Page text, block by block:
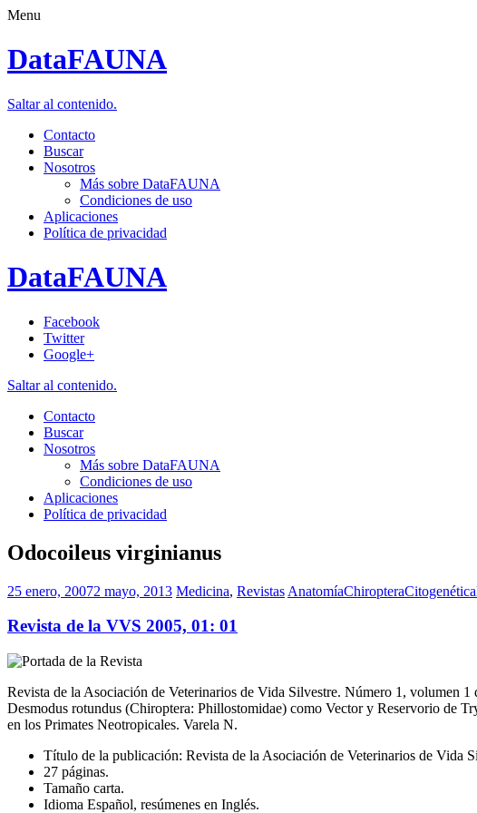
Menu
DataFAUNA
Saltar al contenido.
Contacto
Buscar
Nosotros
Más sobre DataFAUNA
Condiciones de uso
Aplicaciones
Política de privacidad
DataFAUNA
Facebook
Twitter
Google+
Saltar al contenido.
Contacto
Buscar
Nosotros
Más sobre DataFAUNA
Condiciones de uso
Aplicaciones
Política de privacidad
Odocoileus virginianus
25 enero, 20072 mayo, 2013 Medicina, Revistas AnatomíaChiropteraCitogenética
Revista de la VVS 2005, 01: 01
Revista de la Asociación de Veterinarios de Vida Silvestre. Número 1, volumen
Desmodus rotundus (Chiroptera: Phillostomidae) como Vector y Reservorio de
en los Primates Neotropicales. Varela N.
Título de la publicación: Revista de la Asociación de Veterinarios de Vida
27 páginas.
Tamaño carta.
Idioma Español, resúmenes en Inglés.